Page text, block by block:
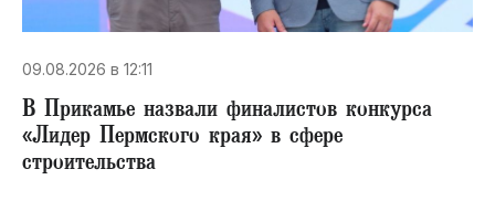
09.08.2026 в 12:11
В Прикамье назвали финалистов конкурса
«Лидер Пермского края» в сфере
строительства